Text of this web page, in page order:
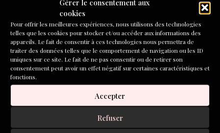
Gérer le consentement aux
cookies
Pour offrir les meilleures expériences, nous utilisons des technologies
telles que les cookies pour stocker et/ou accéder aux informations des
appareils. Le fait de consentir à ces technologies nous permettra de
traiter des données telles que le comportement de navigation ou les ID
uniques sur ce site. Le fait de ne pas consentir ou de retirer son
consentement peut avoir un effet négatif sur certaines caractéristiques et
fonctions.
Accepter
Refuser
2025 : « D’après
photo »
Concours de poésie
L’Inventoire-Aleph
Écriture : prolongation
jusqu’au 8 avril 2025